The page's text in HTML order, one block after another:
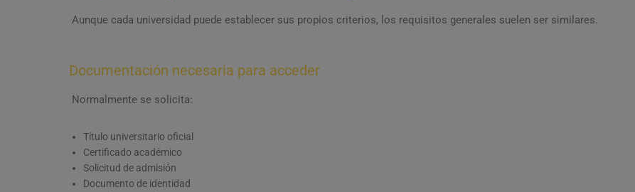
Aunque cada universidad puede establecer sus propios criterios, los requisitos generales suelen ser similares.
Documentación necesaria para acceder
Normalmente se solicita:
Título universitario oficial
Certificado académico
Solicitud de admisión
Documento de identidad